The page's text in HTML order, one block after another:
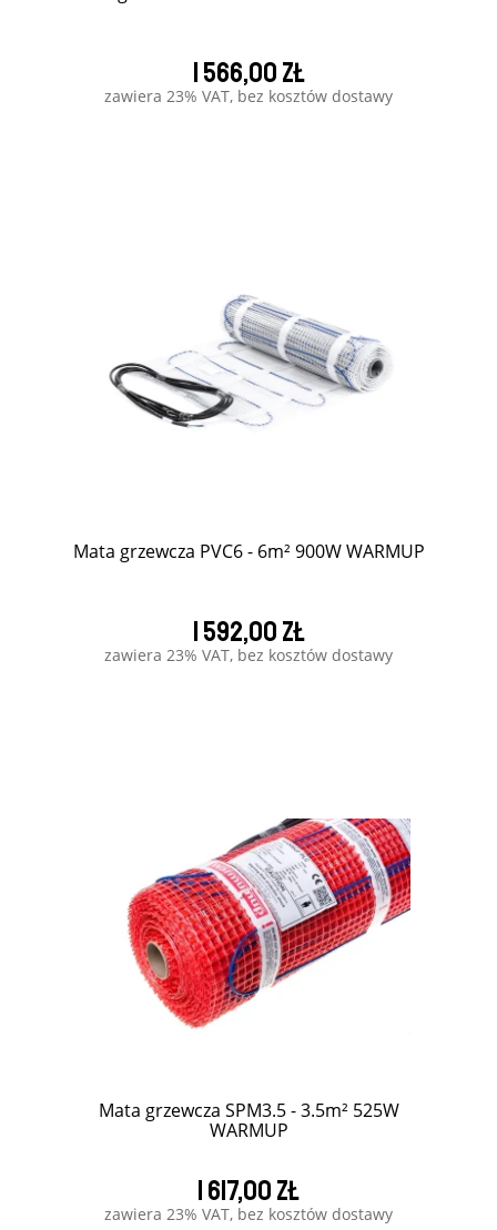
1 566,00 zł
zawiera 23% VAT, bez kosztów dostawy
Mata grzewcza PVC6 - 6m² 900W WARMUP
1 592,00 zł
zawiera 23% VAT, bez kosztów dostawy
Mata grzewcza SPM3.5 - 3.5m² 525W
WARMUP
1 617,00 zł
zawiera 23% VAT, bez kosztów dostawy